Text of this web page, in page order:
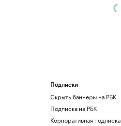
Подписки
Скрыть баннеры на РБК
Подписка на РБК
Корпоративная подписка